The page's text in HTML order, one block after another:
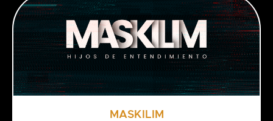
MASKILIM